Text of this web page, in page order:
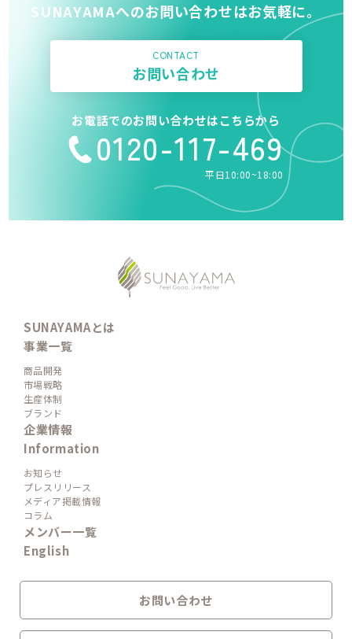
SUNAYAMAへのお問い合わせはお気軽に。
CONTACT
お問い合わせ
お電話でのお問い合わせはこちらから
0120-117-469
平日10:00~18:00
SUNAYAMAとは
事業一覧
商品開発
市場戦略
生産体制
ブランド
企業情報
Information
お知らせ
プレスリリース
メディア掲載情報
コラム
メンバー一覧
English
お問い合わせ